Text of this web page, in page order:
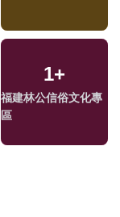
1+
福建林公信俗文化專
區